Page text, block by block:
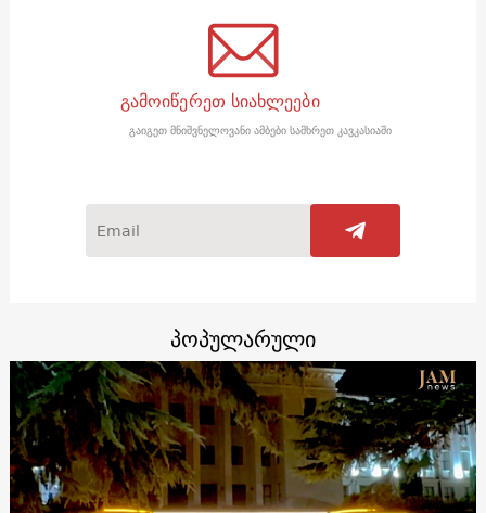
გამოიწერეთ სიახლეები
გაიგეთ მნიშვნელოვანი ამბები სამხრეთ კავკასიაში
პოპულარული